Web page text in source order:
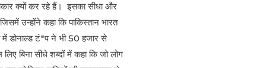
क्यों कर रहे हैं। इसका सीधा और
उन्होंने कहा कि पाकिस्तान भारत
डोनाल्ड टंªप ने भी 50 हजार से
बिना सीधे शब्दों में कहा कि जो लोग